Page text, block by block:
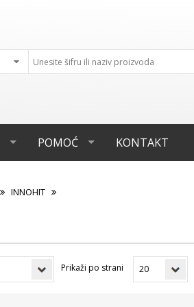
POMOĆ KONTAKT
INNOHIT
Prikaži po strani